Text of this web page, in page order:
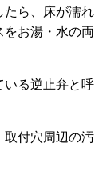
たら、床が濡れ
お湯・水の両
る逆止弁と呼
付穴周辺の汚